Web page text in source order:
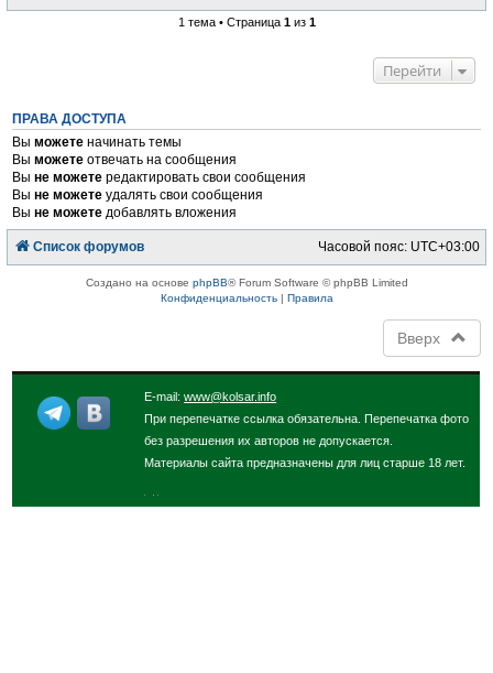
1 тема • Страница 1из 1
Перейти
ПРАВА ДОСТУПА
Выможете начинать темы
Выможете отвечать на сообщения
Выне можете редактировать свои сообщения
Выне можете удалять свои сообщения
Выне можете добавлять вложения
Список форумов Часовой пояс: UTC+03:00
Создано на основе phpBB® Forum Software © phpBB Limited
Конфиденциальность| Правила
Вверх
E-mail:www@kolsar.info
При перепечатке ссылка обязательна. Перепечатка фото
без разрешения их авторов не допускается.
Материалы сайта предназначены для лиц старше 18 лет.